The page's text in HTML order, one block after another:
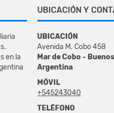
en la
UBICACIÓN Y
UBICACIÓN
Avenida M. Cobo 458
Mar de Cobo -
Argentina
MÓVIL
+545243040
TELÉFONO